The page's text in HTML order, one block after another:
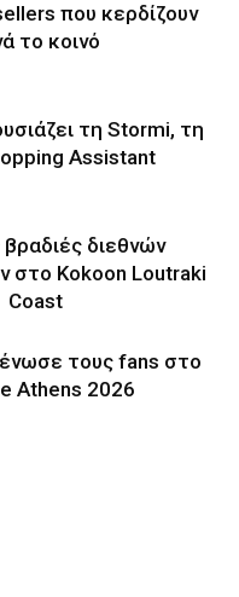
που κερδίζουν
το κοινό
τη Stormi, τη
Assistant
διεθνών
στο Kokoon Loutraki
Coast
τους fans στο
Athens 2026